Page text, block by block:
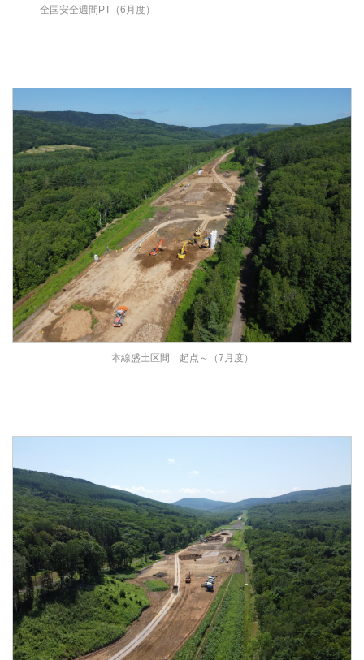
全国安全週間PT（6月度）
本線盛土区間 起点～（7月度）